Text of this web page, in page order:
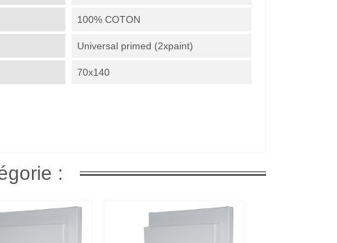
100% COTON
Universal primed (2xpaint)
70x140
: